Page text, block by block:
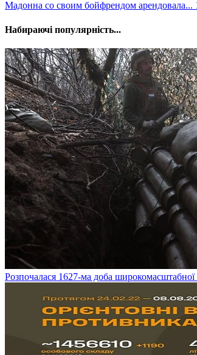
Мадонна со своим бойфрендом арендовала...
Набираючі популярність...
​Розпочалася 1627-ма доба широкомасштабної